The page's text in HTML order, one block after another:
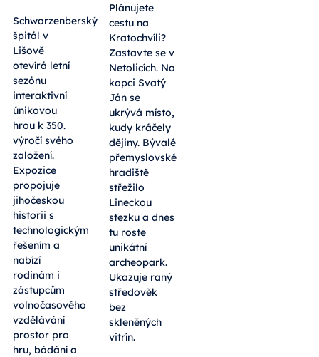
Schwarzenberský
špitál v
Lišově
otevírá letní
sezónu
interaktivní
únikovou
hrou k 350.
výročí svého
založení.
Expozice
propojuje
jihočeskou
historii s
technologickým
řešením a
nabízí
rodinám i
zástupcům
volnočasového
vzdělávání
prostor pro
hru, bádání a
Plánujete
cestu na
Kratochvíli?
Zastavte se v
Netolicích. Na
kopci Svatý
Ján se
ukrývá místo,
kudy kráčely
dějiny. Bývalé
přemyslovské
hradiště
střežilo
Lineckou
stezku a dnes
tu roste
unikátní
archeopark.
Ukazuje raný
středověk
bez
skleněných
vitrín.